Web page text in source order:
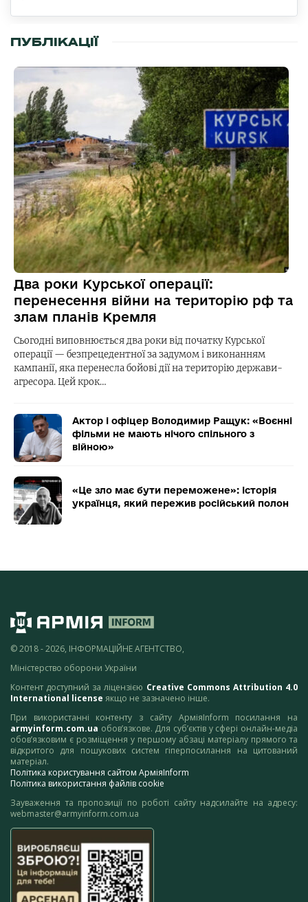
ПУБЛІКАЦІЇ
Два роки Курської операції:
перенесення війни на територію рф та
злам планів Кремля
Сьогодні виповнюється два роки від початку Курської
операції — безпрецедентної за задумом і виконанням
кампанії, яка перенесла бойові дії на територію держави-
агресора. Цей крок…
Актор і офіцер Володимир Ращук: «Воєнні
фільми не мають нічого спільного з
війною»
«Це зло має бути переможене»: історія
українця, який пережив російський полон
© 2018 - 2026, ІНФОРМАЦІЙНЕ АГЕНТСТВО,
Міністерство оборони України
Контент доступний за ліцензією Creative Commons Attribution 4.0
International license якщо не зазначено інше.
При використанні контенту з сайту АрміяInform посилання на
armyinform.com.ua обов’язкове. Для суб’єктів у сфері онлайн-медіа
обов’язковим є розміщення у першому абзаці матеріалу прямого та
відкритого для пошукових систем гіперпосилання на цитований
матеріал.
Політика користування сайтом АрміяInform
Політика використання файлів cookie
Зауваження та пропозиції по роботі сайту надсилайте на адресу:
webmaster@armyinform.com.ua